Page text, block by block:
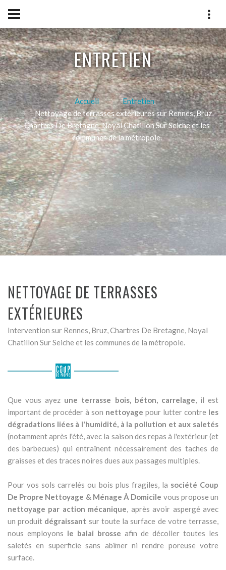
ENTRETIEN
Accueil
Entretien
Nettoyage de terrasses extérieures sur Rennes, Bruz,
Chartres De Bretagne, Noyal Chatillon Sur Seiche et les
communes de la métropole.
NETTOYAGE DE TERRASSES
EXTÉRIEURES
Intervention sur Rennes, Bruz, Chartres De Bretagne, Noyal
Chatillon Sur Seiche et les communes de la métropole.
Que vous ayez une terrasse bois, béton, carrelage, il est
important de procéder à son nettoyage pour lutter contre les
dégradations liées à l'humidité, à la pollution et aux saletés
(notamment après l'été, avec la saison des repas à l'extérieur (et
des barbecues) qui entraînent nécessairement des taches de
graisses et des traces noires dues aux passages multiples.
Pour vos sols carrelés ou bois plus fragiles, la société Coup
De Propre Nettoyage & Ménage À Domicile vous propose un
nettoyage par action mécanique, après avoir aspergé avec
un produit dégraissant sur toute la surface de votre terrasse,
nous employons le balai brosse afin de décoller toutes les
saletés en superficie sans abîmer ni rendre poreuse votre
surface.